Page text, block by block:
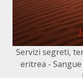
Servizi segreti,
eritrea -